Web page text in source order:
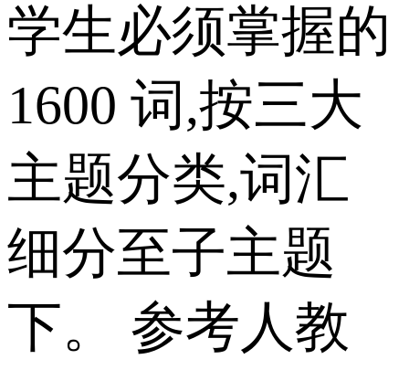
学生必须掌握的
1600 词,按三大
主题分类,词汇
细分至子主题
下。 参考人教